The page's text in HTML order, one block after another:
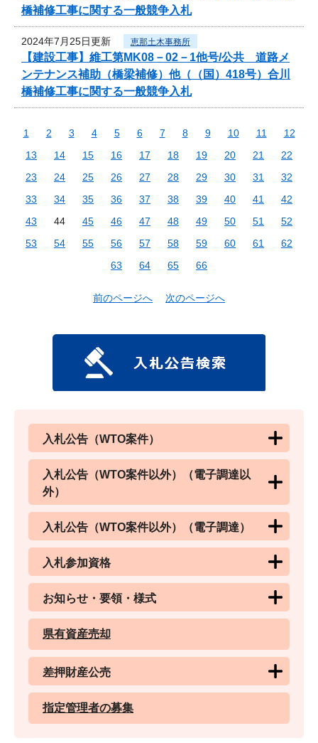
橋補修工事に関する一般競争入札
2024年7月25日更新 恵那土木事務所
【建設工事】維工第MK08－02－1他号/公共 道路メ
ンテナンス補助（橋梁補修）他（（国）418号）合川
橋補修工事に関する一般競争入札
1 2 3 4 5 6 7 8 9 10 11
12
13
14 15 16 17 18 19 20 21
22
23
24 25 26 27 28 29 30 31
32
33
34 35 36 37 38 39 40 41
42
43
44 45 46 47 48 49 50 51
52
53
54 55 56 57 58 59 60 61
62
63
64 65 66
前のページへ 次のページへ
入札公告（WTO案件）
入札公告（WTO案件以外）（電子調達以
外）
入札公告（WTO案件以外）（電子調達）
入札参加資格
お知らせ・要領・様式
県有資産売却
差押財産公売
指定管理者の募集